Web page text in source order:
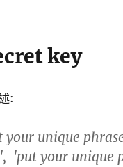
key
:
unique
'put your unique